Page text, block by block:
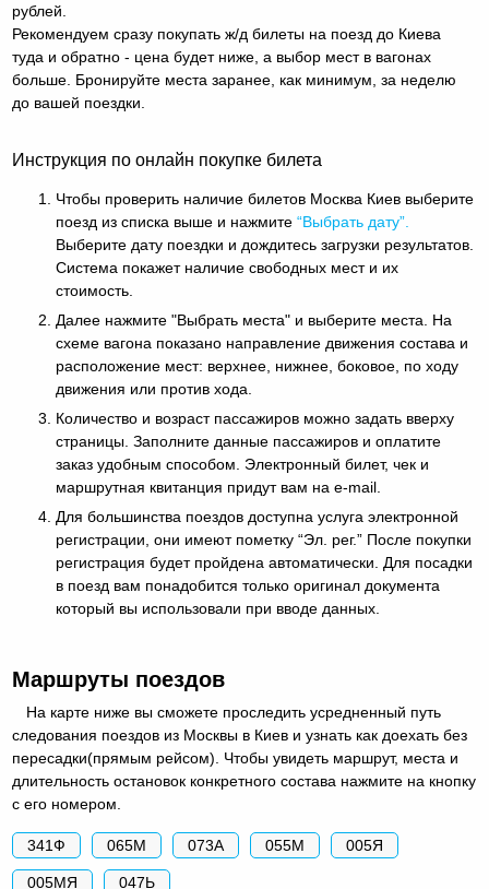
рублей.
Рекомендуем сразу покупать ж/д билеты на поезд до Киева
туда и обратно - цена будет ниже, а выбор мест в вагонах
больше. Бронируйте места заранее, как минимум, за неделю
до вашей поездки.
Инструкция по онлайн покупке билета
Чтобы проверить наличие билетов Москва Киев выберите
поезд из списка выше и нажмите“Выбрать дату”.
Выберите дату поездки и дождитесь загрузки результатов.
Система покажет наличие свободных мест и их
стоимость.
Далее нажмите "Выбрать места" и выберите места. На
схеме вагона показано направление движения состава и
расположение мест: верхнее, нижнее, боковое, по ходу
движения или против хода.
Количество и возраст пассажиров можно задать вверху
страницы. Заполните данные пассажиров и оплатите
заказ удобным способом. Электронный билет, чек и
маршрутная квитанция придут вам на e-mail.
Для большинства поездов доступна услуга электронной
регистрации, они имеют пометку “Эл. рег.” После покупки
регистрация будет пройдена автоматически. Для посадки
в поезд вам понадобится только оригинал документа
который вы использовали при вводе данных.
Маршруты поездов
На карте ниже вы сможете проследить усредненный путь
следования поездов из Москвы в Киев и узнать как доехать без
пересадки(прямым рейсом). Чтобы увидеть маршрут, места и
длительность остановок конкретного состава нажмите на кнопку
с его номером.
341Ф 065М 073А 055М 005Я
005МЯ 047Ь